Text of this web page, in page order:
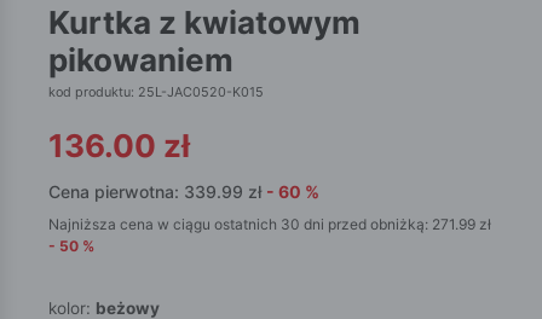
kurtka z kwiatowym
pikowaniem
kod produktu: 25L-JAC0520-K015
136.00 zł
Cena pierwotna: 339.99 zł - 60 %
Najniższa cena w ciągu ostatnich 30 dni przed obniżką: 271.99 zł
- 50 %
kolor: beżowy